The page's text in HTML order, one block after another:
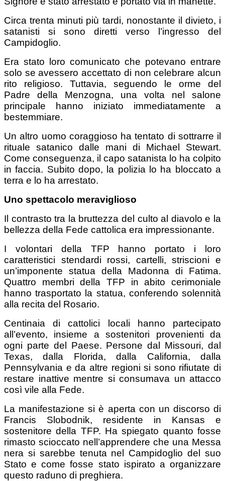
Circa trenta minuti più tardi, nonostante il divieto, i
satanisti si sono diretti verso l’ingresso del
Campidoglio.
Era stato loro comunicato che potevano entrare
solo se avessero accettato di non celebrare alcun
rito religioso. Tuttavia, seguendo le orme del
Padre della Menzogna, una volta nel salone
principale hanno iniziato immediatamente a
bestemmiare.
Un altro uomo coraggioso ha tentato di sottrarre il
rituale satanico dalle mani di Michael Stewart.
Come conseguenza, il capo satanista lo ha colpito
in faccia. Subito dopo, la polizia lo ha bloccato a
terra e lo ha arrestato.
Uno spettacolo meraviglioso
Il contrasto tra la bruttezza del culto al diavolo e la
bellezza della Fede cattolica era impressionante.
I volontari della TFP hanno portato i loro
caratteristici stendardi rossi, cartelli, striscioni e
un’imponente statua della Madonna di Fatima.
Quattro membri della TFP in abito cerimoniale
hanno trasportato la statua, conferendo solennità
alla recita del Rosario.
Centinaia di cattolici locali hanno partecipato
all’evento, insieme a sostenitori provenienti da
ogni parte del Paese. Persone dal Missouri, dal
Texas, dalla Florida, dalla California, dalla
Pennsylvania e da altre regioni si sono rifiutate di
restare inattive mentre si consumava un attacco
così vile alla Fede.
La manifestazione si è aperta con un discorso di
Francis Slobodnik, residente in Kansas e
sostenitore della TFP. Ha spiegato quanto fosse
rimasto scioccato nell’apprendere che una Messa
nera si sarebbe tenuta nel Campidoglio del suo
Stato e come fosse stato ispirato a organizzare
questo raduno di preghiera.